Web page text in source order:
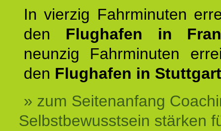
In vierzig Fahrminuten
den Flughafen in
neunzig Fahrminuten
den Flughafen in
» zum Seitenanfang
Selbstbewusstsein stärken